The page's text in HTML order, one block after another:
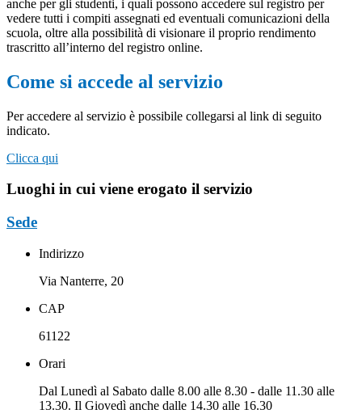
anche per gli studenti, i quali possono accedere sul registro per
vedere tutti i compiti assegnati ed eventuali comunicazioni della
scuola, oltre alla possibilità di visionare il proprio rendimento
trascritto all’interno del registro online.
Come si accede al servizio
Per accedere al servizio è possibile collegarsi al link di seguito
indicato.
Clicca qui
Luoghi in cui viene erogato il servizio
Sede
Indirizzo
Via Nanterre, 20
CAP
61122
Orari
Dal Lunedì al Sabato dalle 8.00 alle 8.30 - dalle 11.30 alle
13.30. Il Giovedì anche dalle 14.30 alle 16.30